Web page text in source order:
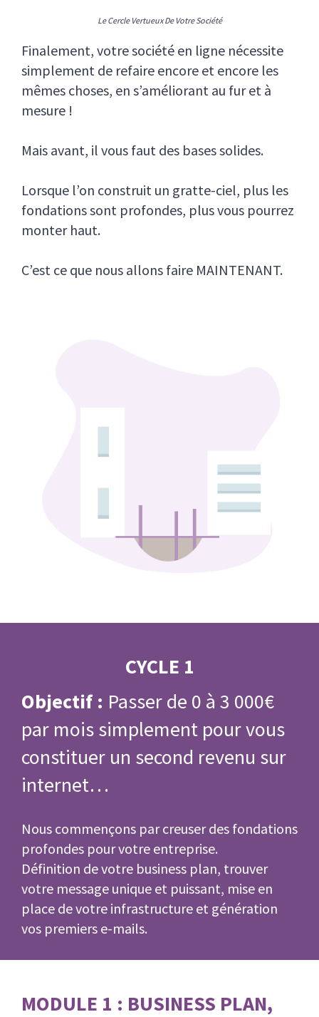
Le Cercle Vertueux De Votre Société
Finalement, votre société en ligne nécessite
simplement de refaire encore et encore les
mêmes choses, en s’améliorant au fur et à
mesure !
Mais avant, il vous faut des bases solides.
Lorsque l’on construit un gratte-ciel, plus les
fondations sont profondes, plus vous pourrez
monter haut.
C’est ce que nous allons faire MAINTENANT.
CYCLE 1
Objectif : Passer de 0 à 3 000€
par mois simplement pour vous
constituer un second revenu sur
internet…
Nous commençons par creuser des fondations
profondes pour votre entreprise.
Définition de votre business plan, trouver
votre message unique et puissant, mise en
place de votre infrastructure et génération
vos premiers e-mails.
MODULE 1 : BUSINESS PLAN,